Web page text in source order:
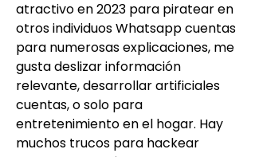
atractivo en 2023 para piratear en
otros individuos Whatsapp cuentas
para numerosas explicaciones, me
gusta deslizar información
relevante, desarrollar artificiales
cuentas, o solo para
entretenimiento en el hogar. Hay
muchos trucos para hackear